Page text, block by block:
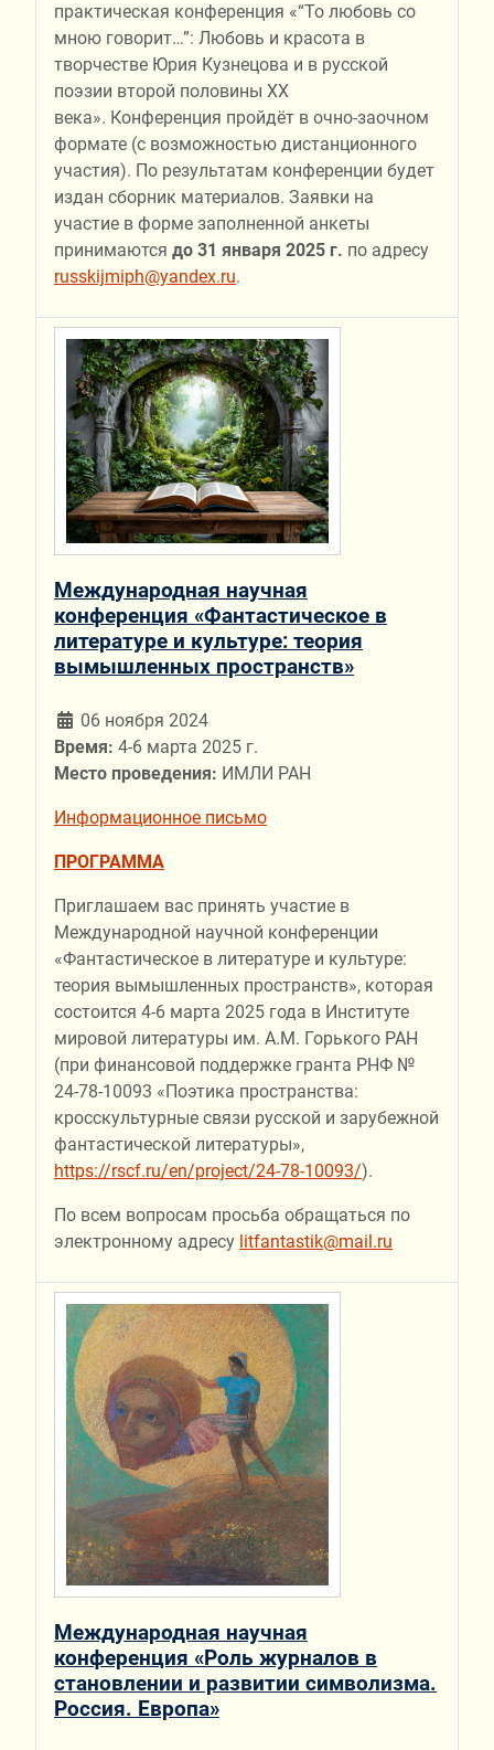
практическая конференция «“То любовь со
мною говорит…”: Любовь и красота в
творчестве Юрия Кузнецова и в русской
поэзии второй половины ХХ
века». Конференция пройдёт в очно-заочном
формате (с возможностью дистанционного
участия). По результатам конференции будет
издан сборник материалов. Заявки на
участие в форме заполненной анкеты
принимаются до 31 января 2025 г. по адресу
russkijmiph@yandex.ru.
Международная научная
конференция «Фантастическое в
литературе и культуре: теория
вымышленных пространств»
06 ноября 2024
Время: 4-6 марта 2025 г.
Место проведения: ИМЛИ РАН
Информационное письмо
ПРОГРАММА
Приглашаем вас принять участие в
Международной научной конференции
«Фантастическое в литературе и культуре:
теория вымышленных пространств», которая
состоится 4-6 марта 2025 года в Институте
мировой литературы им. А.М. Горького РАН
(при финансовой поддержке гранта РНФ №
24-78-10093 «Поэтика пространства:
кросскультурные связи русской и зарубежной
фантастической литературы»,
https://rscf.ru/en/project/24-78-10093/).
По всем вопросам просьба обращаться по
электронному адресу litfantastik@mail.ru
Международная научная
конференция «Роль журналов в
становлении и развитии символизма.
Россия. Европа»